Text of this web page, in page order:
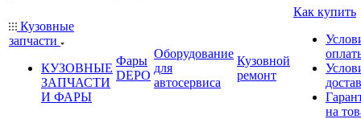
Кузовные
запчасти
КУЗОВНЫЕ
ЗАПЧАСТИ
И ФАРЫ
Фары
DEPO
Оборудование
для
автосервиса
Кузовной
ремонт
Как купить
на